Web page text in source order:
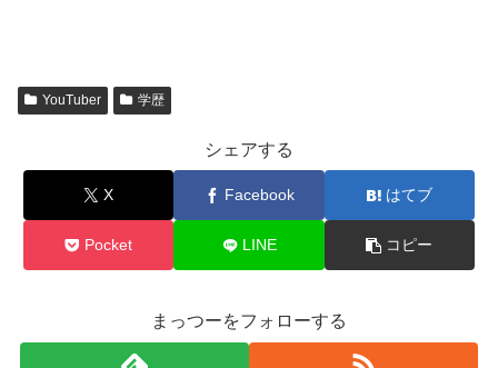
YouTuber 学歴
シェアする
X Facebook はてブ
Pocket LINE コピー
まっつーをフォローする